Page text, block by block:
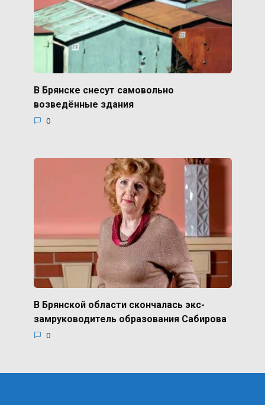
В Брянске снесут самовольно
возведённые здания
0
В Брянской области скончалась экс-
замруководитель образования Сабирова
0